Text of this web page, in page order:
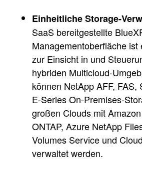
Einheitliche Storage-
SaaS bereitgestellte
Managementoberfläche
zur Einsicht in und
hybriden Multicloud-
können NetApp AFF, FAS,
E-Series On-Premises-
großen Clouds mit
ONTAP, Azure NetApp
Volumes Service und
verwaltet werden.